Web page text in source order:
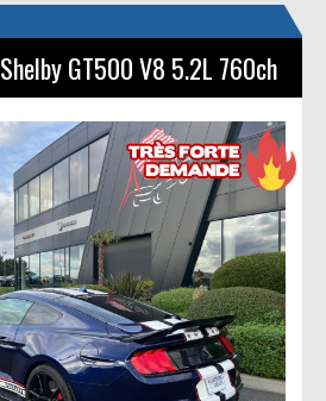
Shelby GT500 V8 5.2L 760ch